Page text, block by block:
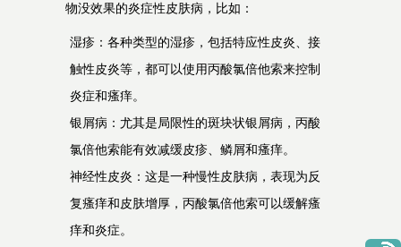
物没效果的炎症性皮肤病，比如：
湿疹：各种类型的湿疹，包括特应性皮炎、接
触性皮炎等，都可以使用丙酸氯倍他索来控制
炎症和瘙痒。
银屑病：尤其是局限性的斑块状银屑病，丙酸
氯倍他索能有效减缓皮疹、鳞屑和瘙痒。
神经性皮炎：这是一种慢性皮肤病，表现为反
复瘙痒和皮肤增厚，丙酸氯倍他索可以缓解瘙
痒和炎症。